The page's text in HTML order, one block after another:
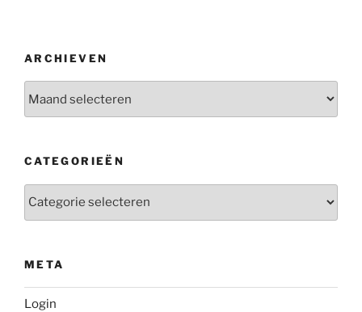
ARCHIEVEN
CATEGORIEËN
Categorieën
META
Login